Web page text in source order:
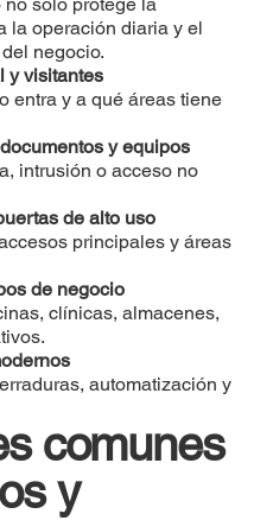
la operación diaria y el
negocio.
y visitantes
entra y a qué áreas tiene
y equipos
intrusión o acceso no
de alto uso
principales y áreas
de negocio
clínicas, almacenes,
automatización y
comunes
y